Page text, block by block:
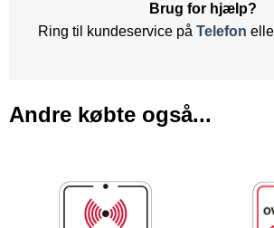
Brug for hjælp?
Ring til kundeservice på Telefon
Andre købte også...